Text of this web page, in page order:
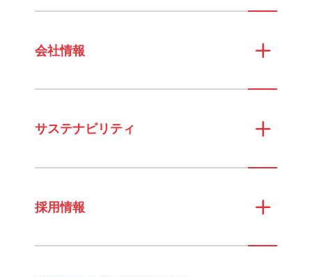
会社情報
サステナビリティ
採用情報